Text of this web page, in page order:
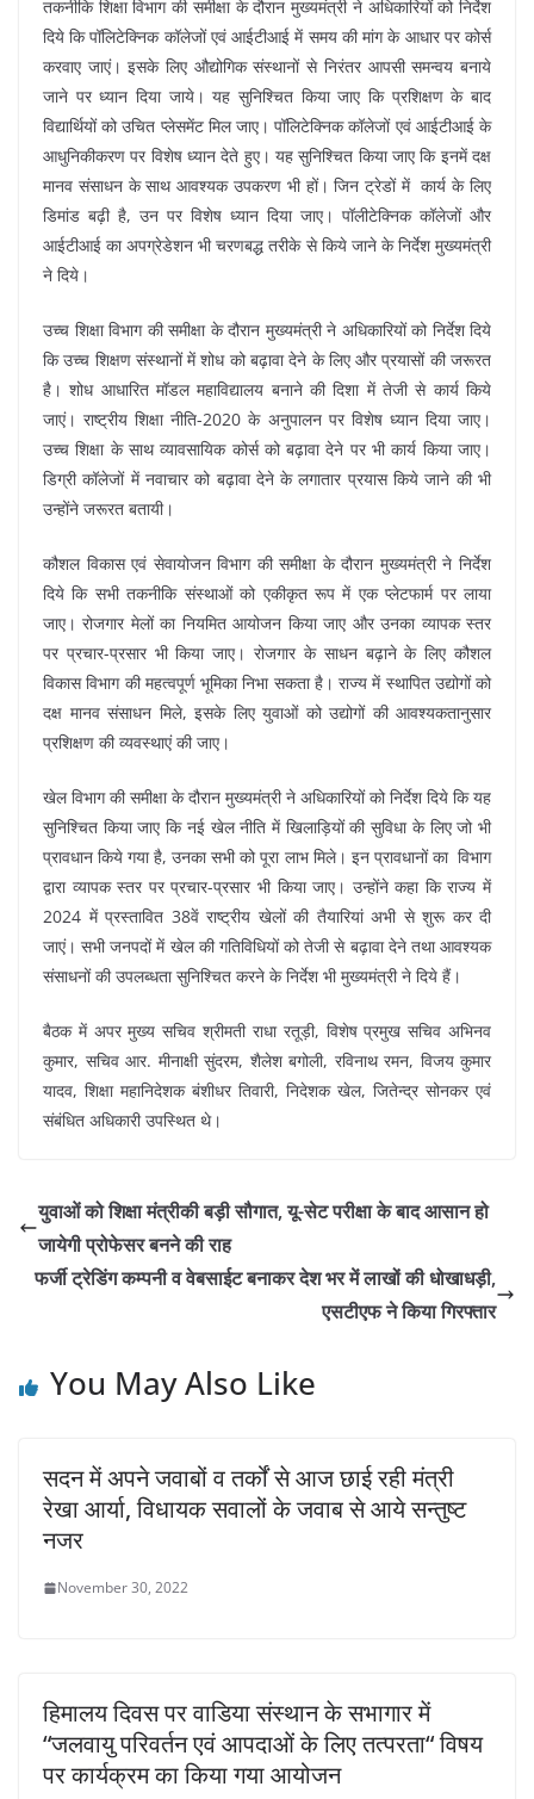
तकनीकि शिक्षा विभाग की समीक्षा के दौरान मुख्यमंत्री ने अधिकारियों को निर्देश
दिये कि पॉलिटेक्निक कॉलेजों एवं आईटीआई में समय की मांग के आधार पर कोर्स
करवाए जाएं। इसके लिए औद्योगिक संस्थानों से निरंतर आपसी समन्वय बनाये
जाने पर ध्यान दिया जाये। यह सुनिश्चित किया जाए कि प्रशिक्षण के बाद
विद्यार्थियों को उचित प्लेसमेंट मिल जाए। पॉलिटेक्निक कॉलेजों एवं आईटीआई के
आधुनिकीकरण पर विशेष ध्यान देते हुए। यह सुनिश्चित किया जाए कि इनमें दक्ष
मानव संसाधन के साथ आवश्यक उपकरण भी हों। जिन ट्रेडों में कार्य के लिए
डिमांड बढ़ी है, उन पर विशेष ध्यान दिया जाए। पॉलीटेक्निक कॉलेजों और
आईटीआई का अपग्रेडेशन भी चरणबद्ध तरीके से किये जाने के निर्देश मुख्यमंत्री
ने दिये।
उच्च शिक्षा विभाग की समीक्षा के दौरान मुख्यमंत्री ने अधिकारियों को निर्देश दिये
कि उच्च शिक्षण संस्थानों में शोध को बढ़ावा देने के लिए और प्रयासों की जरूरत
है। शोध आधारित मॉडल महाविद्यालय बनाने की दिशा में तेजी से कार्य किये
जाएं। राष्ट्रीय शिक्षा नीति-2020 के अनुपालन पर विशेष ध्यान दिया जाए।
उच्च शिक्षा के साथ व्यावसायिक कोर्स को बढ़ावा देने पर भी कार्य किया जाए।
डिग्री कॉलेजों में नवाचार को बढ़ावा देने के लगातार प्रयास किये जाने की भी
उन्होंने जरूरत बतायी।
कौशल विकास एवं सेवायोजन विभाग की समीक्षा के दौरान मुख्यमंत्री ने निर्देश
दिये कि सभी तकनीकि संस्थाओं को एकीकृत रूप में एक प्लेटफार्म पर लाया
जाए। रोजगार मेलों का नियमित आयोजन किया जाए और उनका व्यापक स्तर
पर प्रचार-प्रसार भी किया जाए। रोजगार के साधन बढ़ाने के लिए कौशल
विकास विभाग की महत्वपूर्ण भूमिका निभा सकता है। राज्य में स्थापित उद्योगों को
दक्ष मानव संसाधन मिले, इसके लिए युवाओं को उद्योगों की आवश्यकतानुसार
प्रशिक्षण की व्यवस्थाएं की जाए।
खेल विभाग की समीक्षा के दौरान मुख्यमंत्री ने अधिकारियों को निर्देश दिये कि यह
सुनिश्चित किया जाए कि नई खेल नीति में खिलाड़ियों की सुविधा के लिए जो भी
प्रावधान किये गया है, उनका सभी को पूरा लाभ मिले। इन प्रावधानों का विभाग
द्वारा व्यापक स्तर पर प्रचार-प्रसार भी किया जाए। उन्होंने कहा कि राज्य में
2024 में प्रस्तावित 38वें राष्ट्रीय खेलों की तैयारियां अभी से शुरू कर दी
जाएं। सभी जनपदों में खेल की गतिविधियों को तेजी से बढ़ावा देने तथा आवश्यक
संसाधनों की उपलब्धता सुनिश्चित करने के निर्देश भी मुख्यमंत्री ने दिये हैं।
बैठक में अपर मुख्य सचिव श्रीमती राधा रतूड़ी, विशेष प्रमुख सचिव अभिनव
कुमार, सचिव आर. मीनाक्षी सुंदरम, शैलेश बगोली, रविनाथ रमन, विजय कुमार
यादव, शिक्षा महानिदेशक बंशीधर तिवारी, निदेशक खेल, जितेन्द्र सोनकर एवं
संबंधित अधिकारी उपस्थित थे।
युवाओं को शिक्षा मंत्रीकी बड़ी सौगात, यू-सेट परीक्षा के बाद आसान हो
जायेगी प्रोफेसर बनने की राह
फर्जी ट्रेडिंग कम्पनी व वेबसाईट बनाकर देश भर में लाखों की धोखाधड़ी,
एसटीएफ ने किया गिरफ्तार
You May Also Like
सदन में अपने जवाबों व तर्कों से आज छाई रही मंत्री
रेखा आर्या, विधायक सवालों के जवाब से आये सन्तुष्ट
नजर
November 30, 2022
हिमालय दिवस पर वाडिया संस्थान के सभागार में
“जलवायु परिवर्तन एवं आपदाओं के लिए तत्परता“ विषय
पर कार्यक्रम का किया गया आयोजन